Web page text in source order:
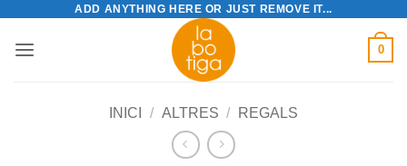
content
ADD ANYTHING HERE OR JUST REMOVE IT...
0
INICI / ALTRES / REGALS